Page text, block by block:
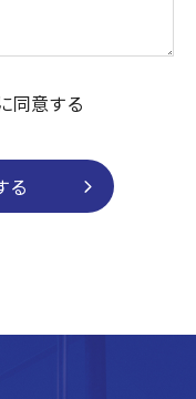
同意する